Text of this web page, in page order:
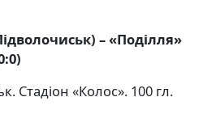
– «Поділля»
Стадіон «Колос». 100 гл.